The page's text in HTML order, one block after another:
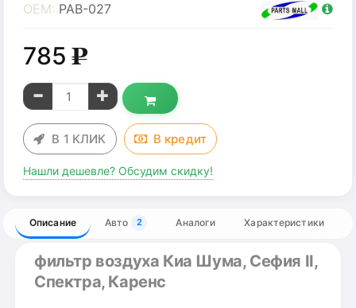
OEM: PAB-027
785g
В 1 КЛИК В кредит
Нашли дешевле? Обсудим скидку!
Описание Авто 2 Аналоги Характеристики
фильтр воздуха Киа Шума, Сефия II,
Спектра, Каренс